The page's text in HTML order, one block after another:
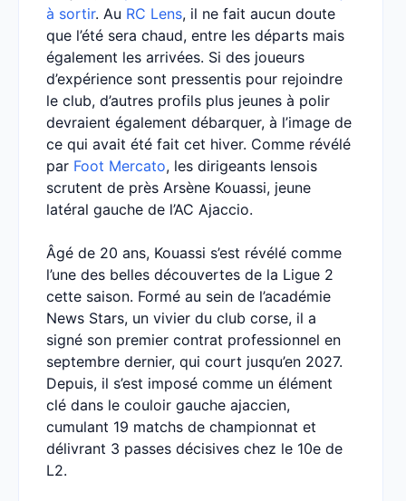
à sortir. Au RC Lens, il ne fait aucun doute
que l’été sera chaud, entre les départs mais
également les arrivées. Si des joueurs
d’expérience sont pressentis pour rejoindre
le club, d’autres profils plus jeunes à polir
devraient également débarquer, à l’image de
ce qui avait été fait cet hiver. Comme révélé
par Foot Mercato, les dirigeants lensois
scrutent de près Arsène Kouassi, jeune
latéral gauche de l’AC Ajaccio.
Âgé de 20 ans, Kouassi s’est révélé comme
l’une des belles découvertes de la Ligue 2
cette saison. Formé au sein de l’académie
News Stars, un vivier du club corse, il a
signé son premier contrat professionnel en
septembre dernier, qui court jusqu’en 2027.
Depuis, il s’est imposé comme un élément
clé dans le couloir gauche ajaccien,
cumulant 19 matchs de championnat et
délivrant 3 passes décisives chez le 10e de
L2.